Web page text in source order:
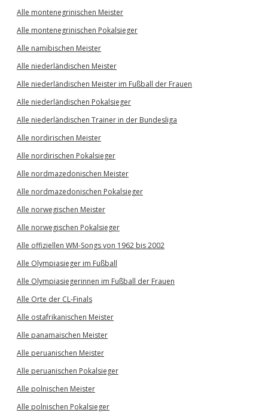
Alle montenegrinischen Meister
Alle montenegrinischen Pokalsieger
Alle namibischen Meister
Alle niederländischen Meister
Alle niederländischen Meister im Fußball der Frauen
Alle niederländischen Pokalsieger
Alle niederländischen Trainer in der Bundesliga
Alle nordirischen Meister
Alle nordirischen Pokalsieger
Alle nordmazedonischen Meister
Alle nordmazedonischen Pokalsieger
Alle norwegischen Meister
Alle norwegischen Pokalsieger
Alle offiziellen WM-Songs von 1962 bis 2002
Alle Olympiasieger im Fußball
Alle Olympiasiegerinnen im Fußball der Frauen
Alle Orte der CL-Finals
Alle ostafrikanischen Meister
Alle panamaischen Meister
Alle peruanischen Meister
Alle peruanischen Pokalsieger
Alle polnischen Meister
Alle polnischen Pokalsieger